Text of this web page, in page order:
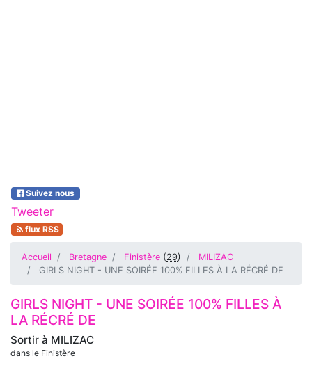
Suivez nous
Tweeter
flux RSS
Accueil Bretagne Finistère (29)
MILIZAC
GIRLS NIGHT - UNE SOIRÉE 100% FILLES À LA RÉCRÉ DE
Sortir à MILIZAC
dans le Finistère
GIRLS NIGHT - UNE SOIRÉE 100% FILLES À
LA RÉCRÉ DE